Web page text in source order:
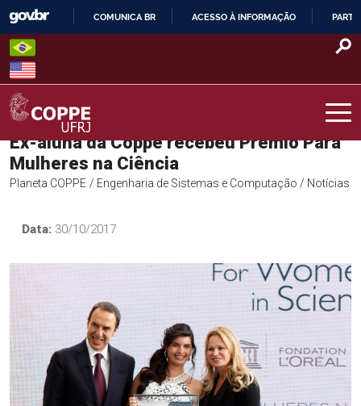
Skip
content
O
COMUNICA BR ACESSO À INFORMAÇÃO
COPPE – UFRJ
Ex-aluna da Coppe recebeu Prêmio Para
Mulheres na Ciência
Planeta COPPE / Engenharia de Sistemas e Computação / Notícias
Data: 30/10/2017